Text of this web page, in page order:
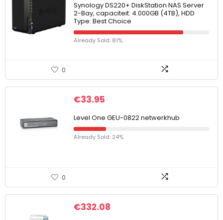
Synology DS220+ DiskStation NAS Server
2-Bay, capaciteit: 4.000GB (4TB), HDD
Type: Best Choice
Already Sold: 81%
0
€33.95
Level One GEU-0822 netwerkhub
Already Sold: 24%
0
€332.08